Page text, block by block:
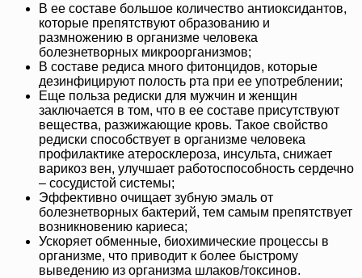
В ее составе большое количество антиоксидантов,
которые препятствуют образованию и
размножению в организме человека
болезнетворных микроорганизмов;
В составе редиса много фитонцидов, которые
дезинфицируют полость рта при ее употреблении;
Еще польза редиски для мужчин и женщин
заключается в том, что в ее составе присутствуют
вещества, разжижающие кровь. Такое свойство
редиски способствует в организме человека
профилактике атеросклероза, инсульта, снижает
варикоз вен, улучшает работоспособность сердечно
– сосудистой системы;
Эффективно очищает зубную эмаль от
болезнетворных бактерий, тем самым препятствует
возникновению кариеса;
Ускоряет обменные, биохимические процессы в
организме, что приводит к более быстрому
выведению из организма шлаков/токсинов.